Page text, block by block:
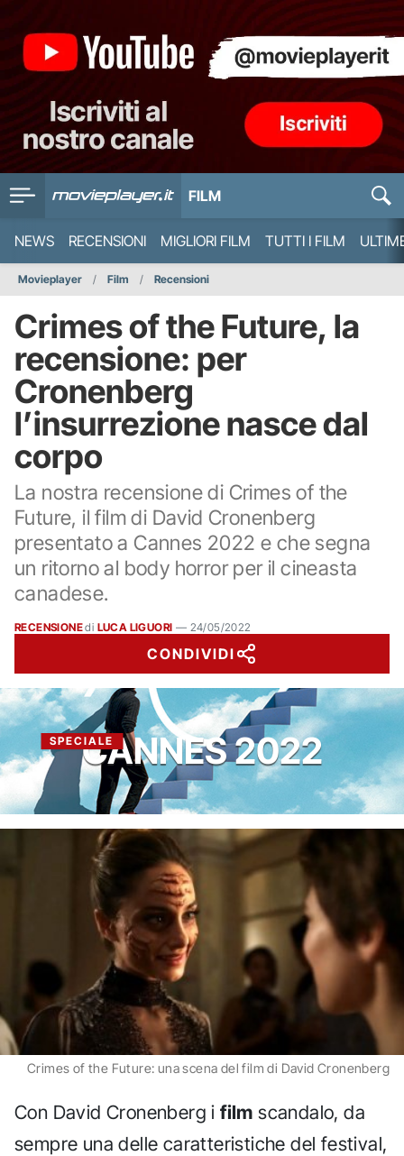
FILM
NEWS RECENSIONI MIGLIORI FILM TUTTI I FILM
Movieplayer Film Recensioni
Crimes of the Future, la
recensione: per
Cronenberg
l’insurrezione nasce dal
corpo
La nostra recensione di Crimes of the
Future, il film di David Cronenberg
presentato a Cannes 2022 e che segna
un ritorno al body horror per il cineasta
canadese.
RECENSIONEdi LUCA LIGUORI — 24/05/2022
CONDIVIDI
SPECIALECANNES 2022
Crimes of the Future: una scena del film di David Cronenberg
Con David Cronenberg ifilm scandalo, da
sempre una delle caratteristiche del festival,